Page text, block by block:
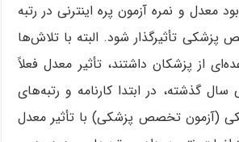
معدل و نمره آزمون پره اینترنی در رتبه
پزشکی تأثیرگذار شود. البته با تلاش‌ها
از پزشکان داشتند، تأثیر معدل فعلاً
گذشته، در ابتدا کارنامه و رتبه‌های
(آزمون تخصص پزشکی) با تأثیر معدل